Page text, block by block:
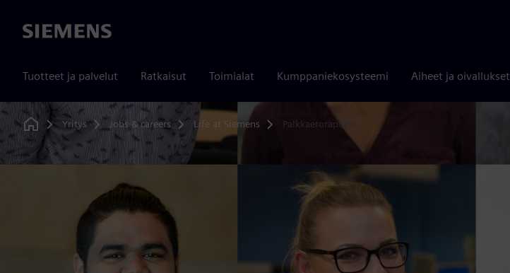
Siemens
Tuotteet ja palvelut Ratkaisut Toimialat Kumppaniekosysteemi Aiheet ja oivallukset
Home
Yritys Jobs & careers Life at Siemens Palkkaeroraportti